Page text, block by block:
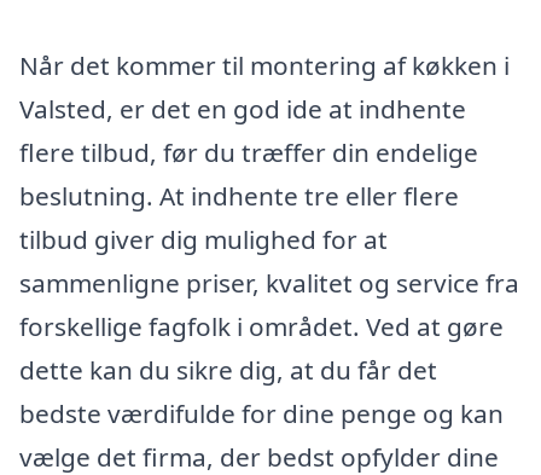
Når det kommer til montering af køkken i
Valsted, er det en god ide at indhente
flere tilbud, før du træffer din endelige
beslutning. At indhente tre eller flere
tilbud giver dig mulighed for at
sammenligne priser, kvalitet og service fra
forskellige fagfolk i området. Ved at gøre
dette kan du sikre dig, at du får det
bedste værdifulde for dine penge og kan
vælge det firma, der bedst opfylder dine